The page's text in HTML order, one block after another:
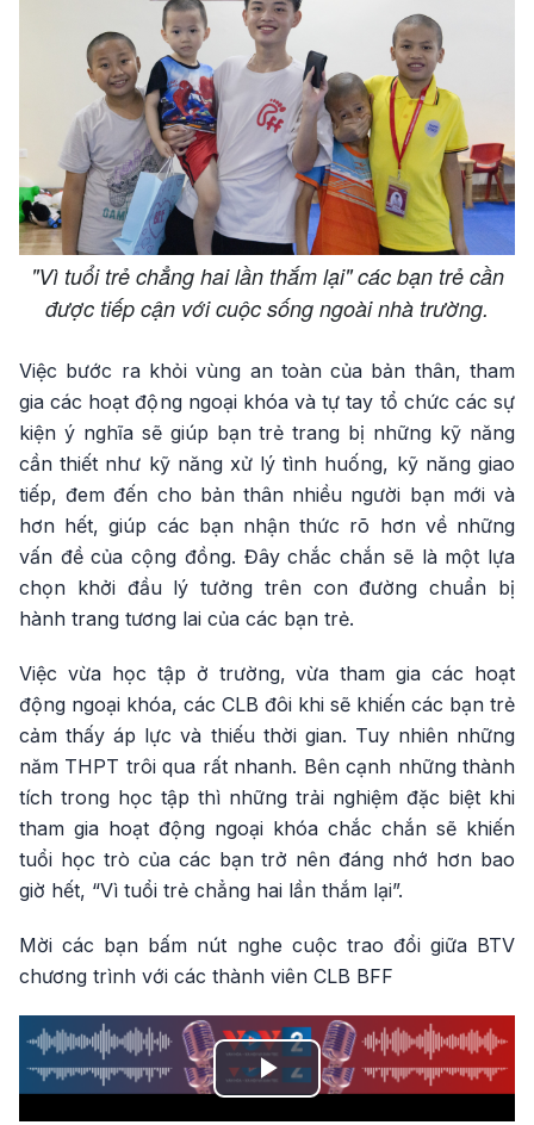
"Vì tuổi trẻ chẳng hai lần thắm lại" các bạn trẻ cần
được tiếp cận với cuộc sống ngoài nhà trường.
Việc bước ra khỏi vùng an toàn của bản thân, tham
gia các hoạt động ngoại khóa và tự tay tổ chức các sự
kiện ý nghĩa sẽ giúp bạn trẻ trang bị những kỹ năng
cần thiết như kỹ năng xử lý tình huống, kỹ năng giao
tiếp, đem đến cho bản thân nhiều người bạn mới và
hơn hết, giúp các bạn nhận thức rõ hơn về những
vấn đề của cộng đồng. Đây chắc chắn sẽ là một lựa
chọn khởi đầu lý tưởng trên con đường chuẩn bị
hành trang tương lai của các bạn trẻ.
Việc vừa học tập ở trường, vừa tham gia các hoạt
động ngoại khóa, các CLB đôi khi sẽ khiến các bạn trẻ
cảm thấy áp lực và thiếu thời gian. Tuy nhiên những
năm THPT trôi qua rất nhanh. Bên cạnh những thành
tích trong học tập thì những trải nghiệm đặc biệt khi
tham gia hoạt động ngoại khóa chắc chắn sẽ khiến
tuổi học trò của các bạn trở nên đáng nhớ hơn bao
giờ hết, “Vì tuổi trẻ chẳng hai lần thắm lại”.
Mời các bạn bấm nút nghe cuộc trao đổi giữa BTV
chương trình với các thành viên CLB BFF
Play